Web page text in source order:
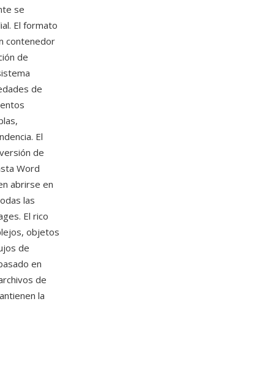
se
El formato
contenedor
de
de
El
de
Word
abrirse en
las
El rico
objetos
de
en
de
la